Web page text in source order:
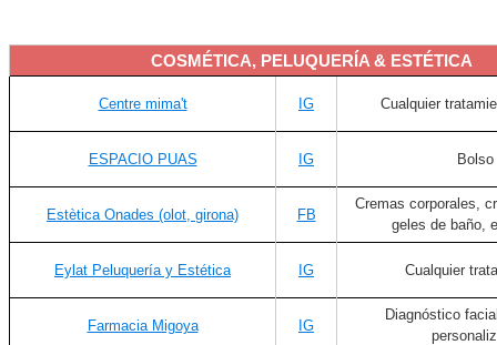
COSMÉTICA, PELUQUERÍA & ESTÉTICA
Centre mima't IG Cualquier
ESPACIO PUAS IG Bolso
Estètica Onades (olot, girona) FB
Cremas corporales,
geles de baño,
Eylat Peluquería y Estética IG Cualquier
Farmacia Migoya IG
Diagnóstico